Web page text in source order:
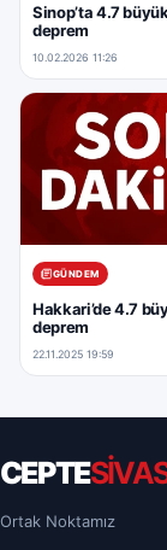
Sinop’ta 4.7
deprem
10.02.2026 11:26
GÜNDEM
Hakkari’de 4.7
deprem
22.11.2025 19:59
CEPTE
Ortak Noktamız